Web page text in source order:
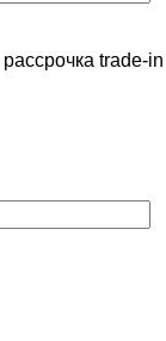
рассрочка trade-in